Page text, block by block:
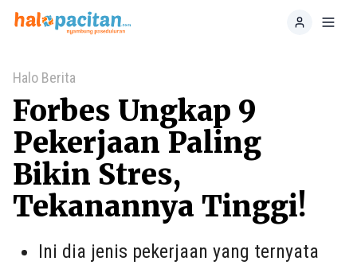
Home
Halo Berita
Forbes Ungkap 9
Pekerjaan Paling
Bikin Stres,
Tekanannya Tinggi!
Ini dia jenis pekerjaan yang ternyata